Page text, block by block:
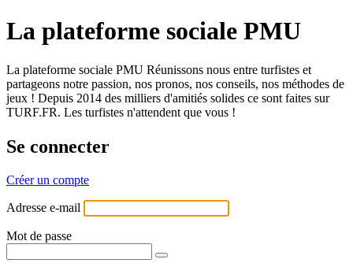
La plateforme sociale PMU
La plateforme sociale PMU Réunissons nous entre turfistes et
partageons notre passion, nos pronos, nos conseils, nos méthodes de
jeux ! Depuis 2014 des milliers d'amitiés solides ce sont faites sur
TURF.FR. Les turfistes n'attendent que vous !
Se connecter
Créer un compte
Adresse e-mail
Mot de passe